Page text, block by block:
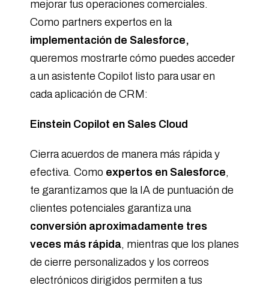
mejorar tus operaciones comerciales.
Como partners expertos en la
implementación de Salesforce,
queremos mostrarte cómo puedes acceder
a un asistente Copilot listo para usar en
cada aplicación de CRM:
Einstein Copilot en Sales Cloud
Cierra acuerdos de manera más rápida y
efectiva. Como expertos en Salesforce,
te garantizamos que la IA de puntuación de
clientes potenciales garantiza una
conversión aproximadamente tres
veces más rápida, mientras que los planes
de cierre personalizados y los correos
electrónicos dirigidos permiten a tus